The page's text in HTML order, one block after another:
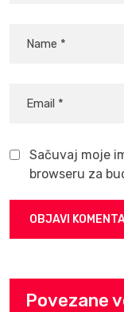
Sačuvaj moje
browseru za
Povezane